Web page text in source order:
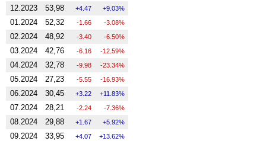
12.2023 53,98 4.47 9.03%
01.2024 52,32 -1.66 -3.08%
02.2024 48,92 -3.40 -6.50%
03.2024 42,76 -6.16 -12.59%
04.2024 32,78 -9.98 -23.34%
05.2024 27,23 -5.55 -16.93%
06.2024 30,45 3.22 11.83%
07.2024 28,21 -2.24 -7.36%
08.2024 29,88 1.67 5.92%
09.2024 33,95 4.07 13.62%